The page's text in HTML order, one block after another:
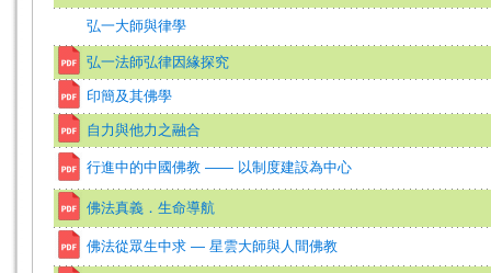
弘一大師與律學
弘一法師弘律因緣探究
印簡及其佛學
自力與他力之融合
行進中的中國佛教 —— 以制度建設為中心
佛法真義．生命導航
佛法從眾生中求 — 星雲大師與人間佛教